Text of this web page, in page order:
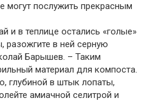
могут послужить прекрасным
и в теплице остались «голые»
разожгите в ней серную
Барышев. – Таким
материал для компоста.
глубиной в штык лопаты,
амиачной селитрой и